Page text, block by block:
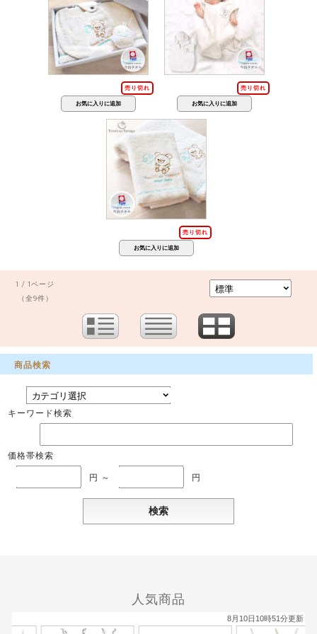
売り切れ 売り切れ
売り切れ
1 / 1ページ
（全9件）
商品検索
キーワード検索
価格帯検索
円 ～ 円
人気商品